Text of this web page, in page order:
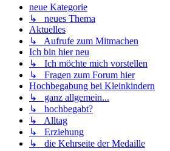
neue Kategorie
↳ neues Thema
Aktuelles
↳ Aufrufe zum Mitmachen
Ich bin hier neu
↳ Ich möchte mich vorstellen
↳ Fragen zum Forum hier
Hochbegabung bei Kleinkindern
↳ ganz allgemein...
↳ hochbegabt?
↳ Alltag
↳ Erziehung
↳ die Kehrseite der Medaille